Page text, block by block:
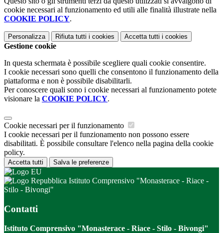
cookie necessari al funzionamento ed utili alle finalità illustrate nella
COOKIE POLICY.
Personalizza Rifiuta tutti i cookies Accetta tutti i cookies
Gestione cookie
In questa schermata è possibile scegliere quali cookie consentire.
I cookie necessari sono quelli che consentono il funzionamento della
piattaforma e non è possibile disabilitarli.
Per conoscere quali sono i cookie necessari al funzionamento potete
visionare la COOKIE POLICY.
Cookie necessari per il funzionamento
I cookie necessari per il funzionamento non possono essere
disabilitati. È possibile consultare l'elenco nella pagina della cookie
policy.
Accetta tutti Salva le preferenze
Istituto Comprensivo "Monasterace - Riace -
Stilo - Bivongi"
Contatti
Istituto Comprensivo "Monasterace - Riace - Stilo - Bivongi"